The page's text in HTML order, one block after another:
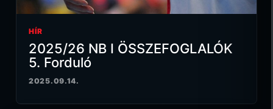
HÍR
2025/26 NB I ÖSSZEFOGLALÓK
5. Forduló
2025.09.14.